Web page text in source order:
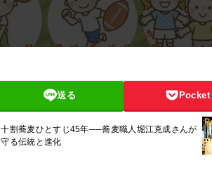
送る Pocket
十割蕎麦ひとすじ45年──蕎麦職人堀江克成さんが
守る伝統と進化